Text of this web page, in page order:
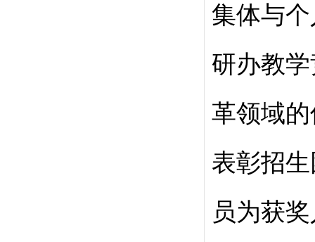
集体与
研办教
革领域
表彰招
员为获